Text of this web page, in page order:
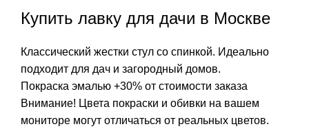
Купить лавку для дачи в Москве
Классический жестки стул со спинкой. Идеально
подходит для дач и загородный домов.
Покраска эмалью +30% от стоимости заказа
Внимание! Цвета покраски и обивки на вашем
мониторе могут отличаться от реальных цветов.